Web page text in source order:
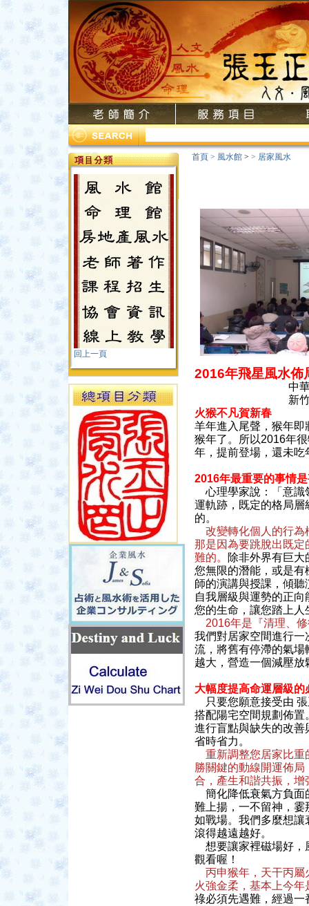
回上一頁
首頁 > 風水館 > > 居家風水
2016年飛星風水
中
新竹救國團
火猴不凡賀新春
羊年進入尾聲，猴年
猴年了。所以2016年
年，提前登場，還未
2016年最重要的事情
心理學家說：「意識
運軌跡，既定的格局
的。
改變轉化個人的行為
那是因為要跳脫出既
難的。
除非外界有巨
您無限的潛能，或是
師的演講與授課，傾
自我層級與運勢的正
您的生命，讓您踏上人
2016年是『清理、
我們對居家空間進行
流，將舊有停滯的氣
越大，營造一個減壓
大幅度提高命運層級
只要您願意接受由 張
搭配陽宅空間規劃佈
進行盲點與缺失的改
省時省力。
重新調整您居家比重
勝關鍵的動線開運佈
合，產生和諧共振，
簡化降低衰氣方負面
難上揚，一不留神，
如戰場。我們多麼想
滾得越遠越好。
想要讓家裡磁場好，
觀看喔！
丙申猴年，天干丙屬
火強金柔，基本上今
祿必須先遇難，經過